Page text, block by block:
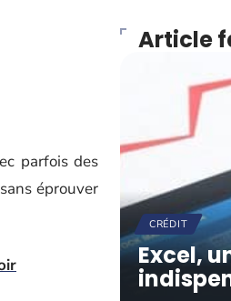
parfois des
éprouver
Article
CRÉDIT
Excel,